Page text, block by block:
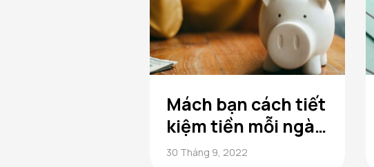
Mách bạn cách tiết
kiệm tiền mỗi ngày
hiệu quả
30 Tháng 9, 2022